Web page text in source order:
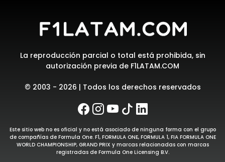
La reproducción parcial o total está prohibida, sin
autorización previa de F1LATAM.COM
© 2003 - 2026 | Todos los derechos reservados
Este sitio web no es oficial y no está asociado de ninguna forma con el grupo
de compañías de Formula One. F1, FORMULA ONE, FORMULA 1, FIA FORMULA ONE
WORLD CHAMPIONSHIP, GRAND PRIX y marcas relacionadas con marcas
registradas de Formula One Licensing B.V.